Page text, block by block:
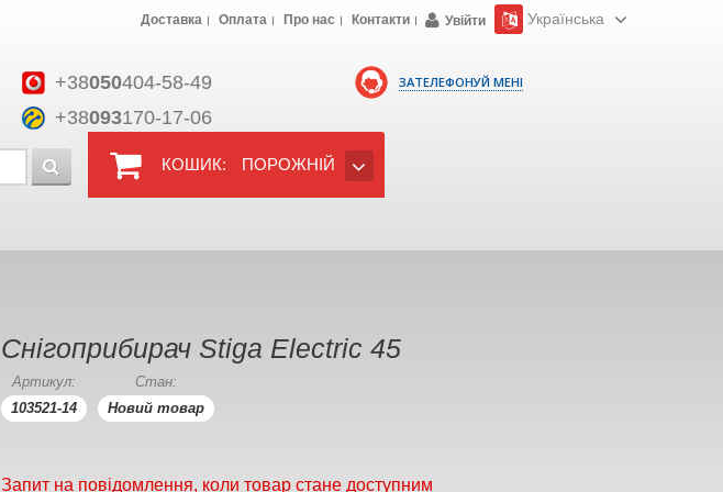
ЗАТЕЛЕФОНУЙ МЕНІ
+38050404-58-49
+38093170-17-06
Доставка Оплата Про нас Контакти Увійти Українська
КОШИК: ПОРОЖНІЙ
Снігоприбирач Stiga Electric 45
Артикул:
103521-14
Стан:
Новий товар
Запит на повідомлення, коли товар стане доступним